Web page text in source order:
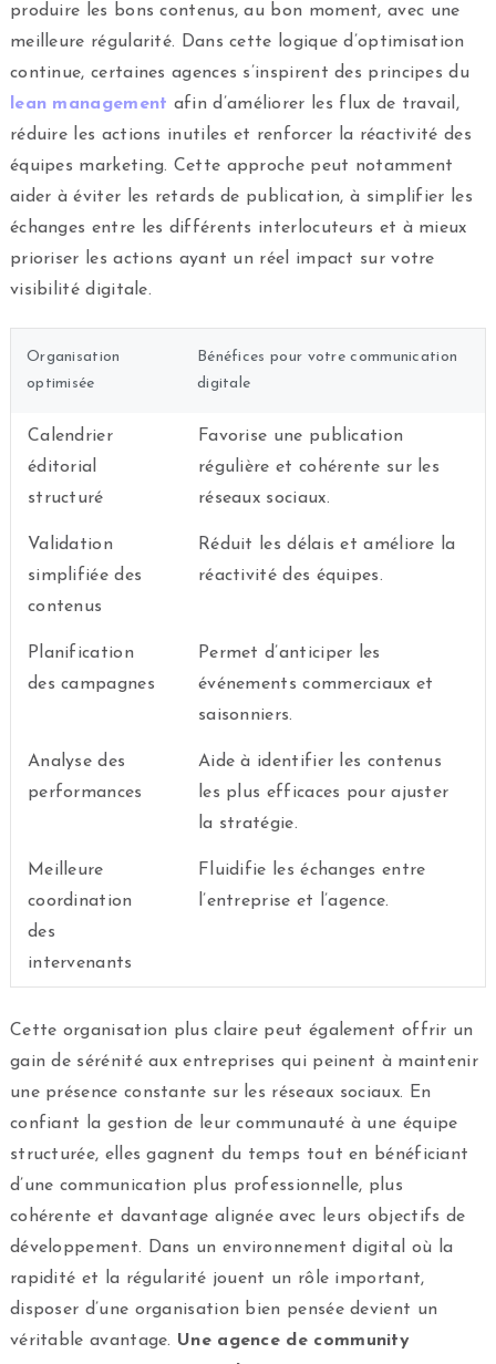
produire les bons contenus, au bon moment, avec une
meilleure régularité. Dans cette logique d’optimisation
continue, certaines agences s’inspirent des principes du
lean management afin d’améliorer les flux de travail,
réduire les actions inutiles et renforcer la réactivité des
équipes marketing. Cette approche peut notamment
aider à éviter les retards de publication, à simplifier les
échanges entre les différents interlocuteurs et à mieux
prioriser les actions ayant un réel impact sur votre
visibilité digitale.
Organisation
optimisée
Bénéfices pour votre communication
digitale
Calendrier
éditorial
structuré
Favorise une publication
régulière et cohérente sur les
réseaux sociaux.
Validation
simplifiée des
contenus
Réduit les délais et améliore la
réactivité des équipes.
Planification
des campagnes
Permet d’anticiper les
événements commerciaux et
saisonniers.
Analyse des
performances
Aide à identifier les contenus
les plus efficaces pour ajuster
la stratégie.
Meilleure
coordination
des
intervenants
Fluidifie les échanges entre
l’entreprise et l’agence.
Cette organisation plus claire peut également offrir un
gain de sérénité aux entreprises qui peinent à maintenir
une présence constante sur les réseaux sociaux. En
confiant la gestion de leur communauté à une équipe
structurée, elles gagnent du temps tout en bénéficiant
d’une communication plus professionnelle, plus
cohérente et davantage alignée avec leurs objectifs de
développement. Dans un environnement digital où la
rapidité et la régularité jouent un rôle important,
disposer d’une organisation bien pensée devient un
véritable avantage. Une agence de community